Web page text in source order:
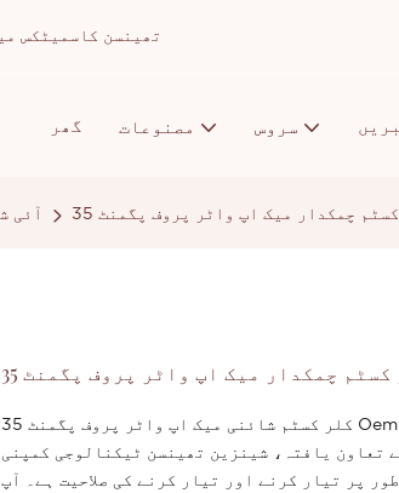
تھینسن کاسمیٹکس
گھر مصنوعات سروس
آئی
35 کلر کسٹم شائنی میک اپ واٹر پروف پگمنٹ Oem آئی شیڈو پیلیٹ گوانگ ڈونگ، چین میں باریک بین ہے۔ ہماری
تعاون یافتہ، شینزین تھینسن ٹیکنالوجی کمپنی
پر تیار کرنے اور تیار کرنے کی صلاحیت ہے۔ آپ